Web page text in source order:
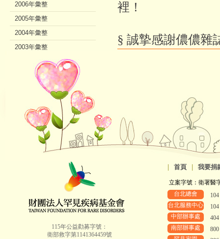
裡！
§ 誠摯感謝儂儂雜
2006年彙整
2005年彙整
2004年彙整
2003年彙整
2002年彙整
115年公益勸募字號：
衛部救字第1141364459號
首頁 我要捐
立案字號：衛署醫
台北總會
台北服務中心
中部辦事處
南部辦事處